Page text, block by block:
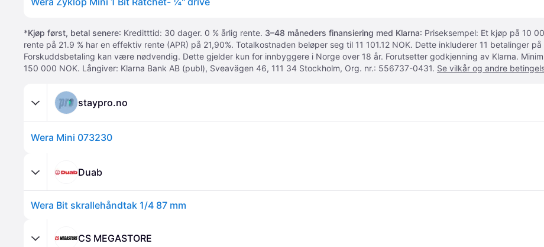
*Kjøp først, betal senere: Kreditttid: 30 dager. 0 % årlig rente. 3–48 måneders finansiering med Klarna: Priseksempel: Et kjøp på 10
rente på 21.9 % har en effektiv rente (APR) på 21,90%. Totalkostnaden beløper seg til 11 101.12 NOK. Dette inkluderer 11 betalinger
Forskuddsbetaling kan være nødvendig. Dette gjelder kun for innbyggere i Norge over 18 år. Forutsetter godkjenning av Klarna.
150 000 NOK. Långiver: Klarna Bank AB (publ), Sveavägen 46, 111 34 Stockholm, Org. nr.: 556737-0431. Se vilkår og andre
staypro.no
Wera Mini 073230
Duab
Wera Bit skrallehåndtak 1/4 87 mm
CS MEGASTORE